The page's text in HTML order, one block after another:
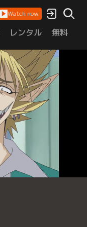
Watch now
レンタル 無料